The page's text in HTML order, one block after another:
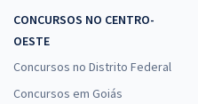
CONCURSOS NO CENTRO-
OESTE
Concursos no Distrito Federal
Concursos em Goiás